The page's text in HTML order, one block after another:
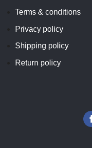
Terms & conditions
Privacy policy
Shipping policy
Return policy